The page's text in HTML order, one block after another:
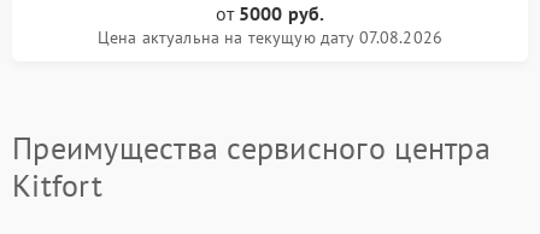
от 5000 руб.
Цена актуальна на текущую дату 07.08.2026
Преимущества сервисного центра
Kitfort